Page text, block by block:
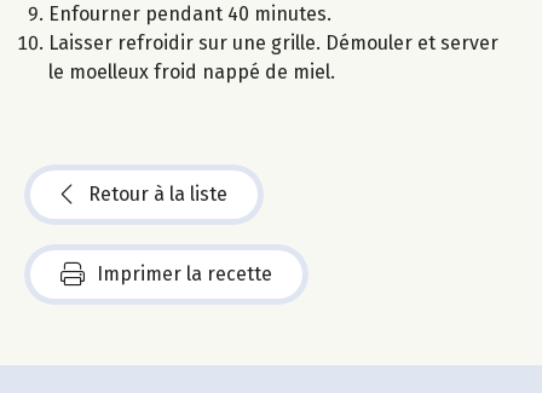
Enfourner pendant 40 minutes.
Laisser refroidir sur une grille. Démouler et server
le moelleux froid nappé de miel.
Retour à la liste
Imprimer la recette